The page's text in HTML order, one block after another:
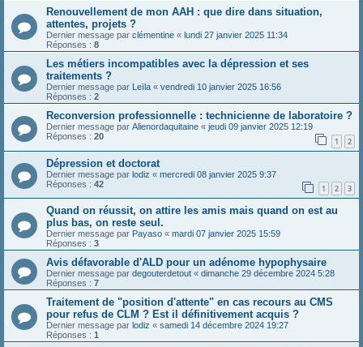
Renouvellement de mon AAH : que dire dans situation,
attentes, projets ?
Dernier message par clémentine « lundi 27 janvier 2025 11:34
Réponses : 8
Les métiers incompatibles avec la dépression et ses
traitements ?
Dernier message par Leïla « vendredi 10 janvier 2025 16:56
Réponses : 2
Reconversion professionnelle : technicienne de laboratoire ?
Dernier message par Alienordaquitaine « jeudi 09 janvier 2025 12:19
Réponses : 20 1 2
Dépression et doctorat
Dernier message par lodiz « mercredi 08 janvier 2025 9:37
Réponses : 42 1 2 3
Quand on réussit, on attire les amis mais quand on est au
plus bas, on reste seul.
Dernier message par Payaso « mardi 07 janvier 2025 15:59
Réponses : 3
Avis défavorable d'ALD pour un adénome hypophysaire
Dernier message par degouterdetout « dimanche 29 décembre 2024 5:28
Réponses : 7
Traitement de "position d'attente" en cas recours au CMS
pour refus de CLM ? Est il définitivement acquis ?
Dernier message par lodiz « samedi 14 décembre 2024 19:27
Réponses : 1